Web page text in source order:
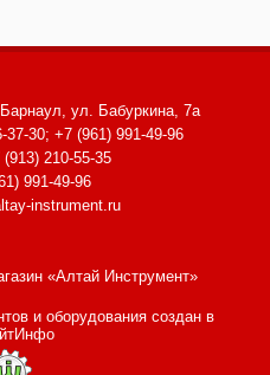
ул. Бабуркина, 7а
37-30; +7 (961) 991-49-96
(913) 210-55-35
991-49-96
instrument.ru
«Алтай Инструмент»
и оборудованиясоздан в